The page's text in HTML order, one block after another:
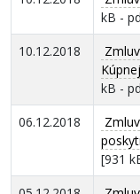
kB -
10.12.2018
kB -
06.12.2018
[931